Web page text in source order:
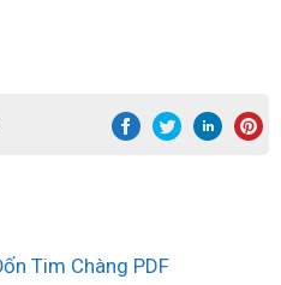
Tim Chàng PDF